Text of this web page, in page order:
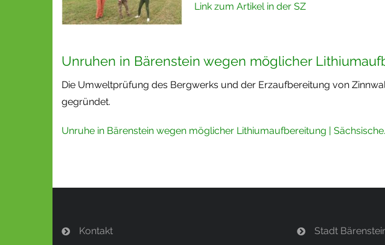
Link zum Artikel in der SZ
Unruhen in Bärenstein wegen möglicher
Die Umweltprüfung des Bergwerks und der Erzaufbereitung von
gegründet.
Unruhe in Bärenstein wegen möglicher Lithiumaufbereitung |
Kontakt
Stadt